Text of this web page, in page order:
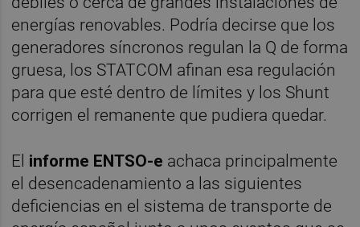
energías renovables. Podría decirse que los
generadores síncronos regulan la Q de forma
gruesa, los STATCOM afinan esa regulación
para que esté dentro de límites y los Shunt
corrigen el remanente que pudiera quedar.
El informe ENTSO-e achaca principalmente
el desencadenamiento a las siguientes
deficiencias en el sistema de transporte de